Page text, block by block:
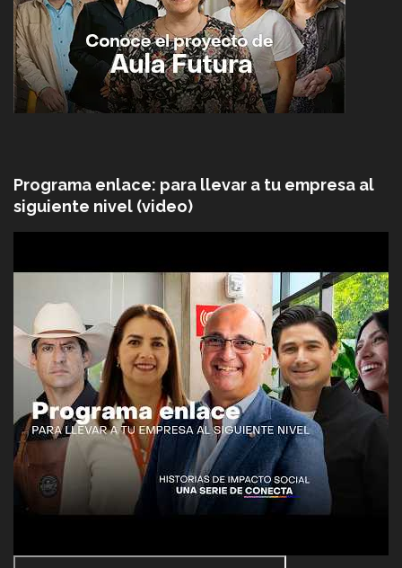
Programa enlace: para llevar a tu empresa al
siguiente nivel (video)